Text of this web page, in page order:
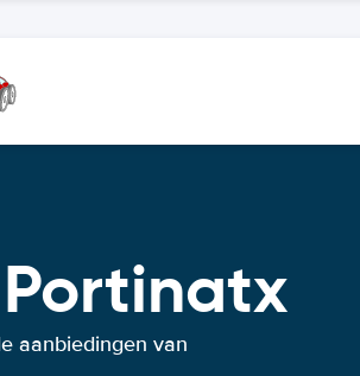
aanbiedingen van